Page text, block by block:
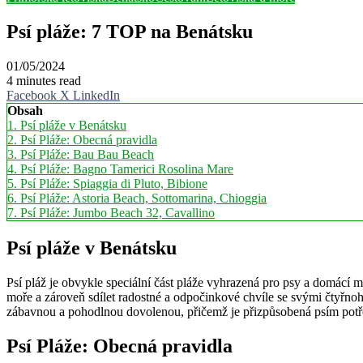
Psí pláže: 7 TOP na Benátsku
01/05/2024
4 minutes read
Facebook X LinkedIn
Obsah
1. Psí pláže v Benátsku
2. Psí Pláže: Obecná pravidla
3. Psí Pláže: Bau Bau Beach
4. Psí Pláže: Bagno Tamerici Rosolina Mare
5. Psí Pláže: Spiaggia di Pluto, Bibione
6. Psí Pláže: Astoria Beach, Sottomarina, Chioggia
7. Psí Pláže: Jumbo Beach 32, Cavallino
Psí pláže v Benátsku
Psí pláž je obvykle speciální část pláže vyhrazená pro psy a domácí
moře a zároveň sdílet radostné a odpočinkové chvíle se svými
zábavnou a pohodlnou dovolenou, přičemž je přizpůsobená psím
Psí Pláže: Obecná pravidla